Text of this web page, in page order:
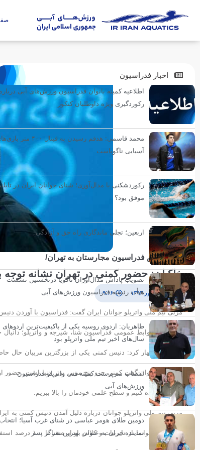
سفر رئیس فدراسیون مجارستان به تهران/
خاکبان: حضور کمنی در تهران نشانه توجه
۸ شهریور ۱۳۹۳ ۰۹:۱۶
مربی تیم ملی واترپلو جوانان ایران گفت: فدراسیون با آوردن
به گزارش روابط عمومی فدراسیون شنا، شیرجه و واترپلو؛
در تهران اظهار کرد: دنیس کمنی یکی از بزرگترین مربیان حال
است. می توان گفت کمنی جزو پنج مربی برتر دنیا است. حضور او
جهان استفاده کنیم و سطح علمی خودمان را بالا ببریم.
مربی تیم ملی واترپلو جوانان درباره دلیل آمدن دنیس کمنی به
مربیان می
اخبار فدراسیون
اطلاعیه کمیته بانوان فدراسیون ورزش‌های آبی درباره
رکوردگیری ویژه داوطلبان کنکور
محمد قاسمی: هدفم رسیدن به فینال ۴۰۰ متر
آسیایی ناگویاست
رکوردشکنی یا مدال‌آوری؛ شنای جوانان ایران در
موفق بود؟
اربعین؛ تجلی ماندگاری راه حق و آزادگی
تصویب پاداش مدال‌آوران ناگویا درنخستین نشست
هیأت رئیسه فدراسیون ورزش‌های آبی
طاهریان: اردوی روسیه یکی از باکیفیت‌ترین اردوهای
سال‌های اخیر تیم ملی واترپلو بود
انتصاب سرپرست کمیته فنی واترپلو فدراسیون
ورزش‌های آبی
دومین طلای هومر عباسی در شنای غرب آسیا؛
نماینده ایران به عنوان بهترین شناگر پسر